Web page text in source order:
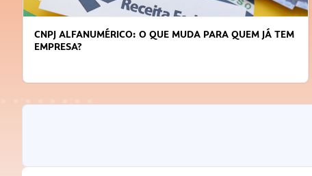
CNPJ ALFANUMÉRICO: O QUE MUDA PARA QUEM JÁ TEM
EMPRESA?